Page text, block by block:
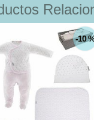
-10 %